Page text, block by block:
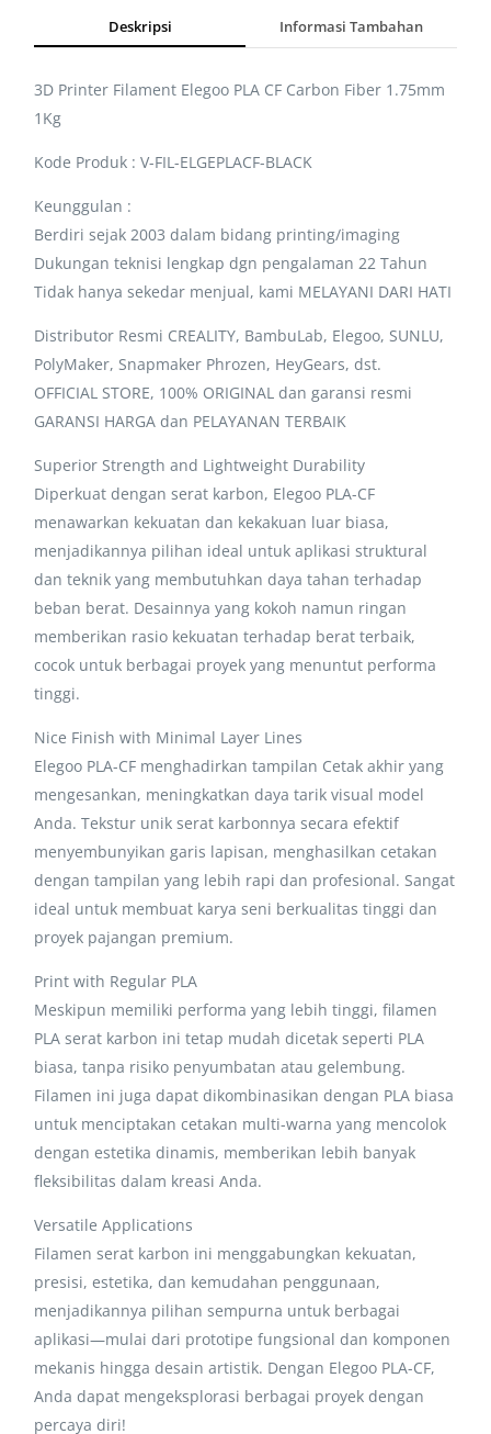
Deskripsi Informasi Tambahan
3D Printer Filament Elegoo PLA CF Carbon Fiber 1.75mm
1Kg
Kode Produk : V-FIL-ELGEPLACF-BLACK
Keunggulan :
Berdiri sejak 2003 dalam bidang printing/imaging
Dukungan teknisi lengkap dgn pengalaman 22 Tahun
Tidak hanya sekedar menjual, kami MELAYANI DARI HATI
Distributor Resmi CREALITY, BambuLab, Elegoo, SUNLU,
PolyMaker, Snapmaker Phrozen, HeyGears, dst.
OFFICIAL STORE, 100% ORIGINAL dan garansi resmi
GARANSI HARGA dan PELAYANAN TERBAIK
Superior Strength and Lightweight Durability
Diperkuat dengan serat karbon, Elegoo PLA-CF
menawarkan kekuatan dan kekakuan luar biasa,
menjadikannya pilihan ideal untuk aplikasi struktural
dan teknik yang membutuhkan daya tahan terhadap
beban berat. Desainnya yang kokoh namun ringan
memberikan rasio kekuatan terhadap berat terbaik,
cocok untuk berbagai proyek yang menuntut performa
tinggi.
Nice Finish with Minimal Layer Lines
Elegoo PLA-CF menghadirkan tampilan Cetak akhir yang
mengesankan, meningkatkan daya tarik visual model
Anda. Tekstur unik serat karbonnya secara efektif
menyembunyikan garis lapisan, menghasilkan cetakan
dengan tampilan yang lebih rapi dan profesional. Sangat
ideal untuk membuat karya seni berkualitas tinggi dan
proyek pajangan premium.
Print with Regular PLA
Meskipun memiliki performa yang lebih tinggi, filamen
PLA serat karbon ini tetap mudah dicetak seperti PLA
biasa, tanpa risiko penyumbatan atau gelembung.
Filamen ini juga dapat dikombinasikan dengan PLA biasa
untuk menciptakan cetakan multi-warna yang mencolok
dengan estetika dinamis, memberikan lebih banyak
fleksibilitas dalam kreasi Anda.
Versatile Applications
Filamen serat karbon ini menggabungkan kekuatan,
presisi, estetika, dan kemudahan penggunaan,
menjadikannya pilihan sempurna untuk berbagai
aplikasi—mulai dari prototipe fungsional dan komponen
mekanis hingga desain artistik. Dengan Elegoo PLA-CF,
Anda dapat mengeksplorasi berbagai proyek dengan
percaya diri!